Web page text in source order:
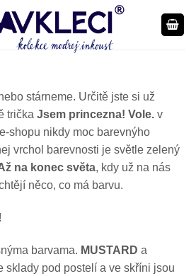
stárneme. Určitě jste si už
trička Jsem princezna! Vole. v
shopu nikdy moc barevnýho
vrchol barevnosti je světle zelený
na konec světa, kdy už na nás
něco, co má barvu.
barvama. MUSTARD a
sklady pod postelí a ve skříni jsou